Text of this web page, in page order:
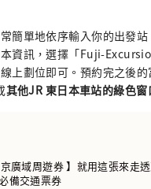
簡單地依序輸入你的出發
資訊，選擇「Fuji-
上劃位即可。預約完之後
其他JR 東日本車站的綠色窗
京廣域周遊券 】就用這張來走
備交通票券